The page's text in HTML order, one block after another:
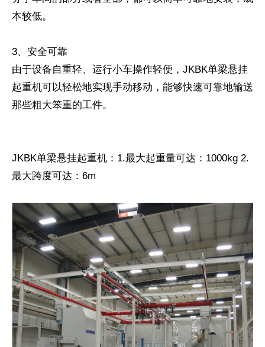
本较低。
3、安全可靠
由于设备自重轻、运行小车操作轻便，JKBK单梁悬挂
起重机可以轻松地实现手动移动，能够快速可靠地输送
那些粗大笨重的工件。
JKBK单梁悬挂起重机：1.最大起重量可达：1000kg 2.
最大跨度可达：6m